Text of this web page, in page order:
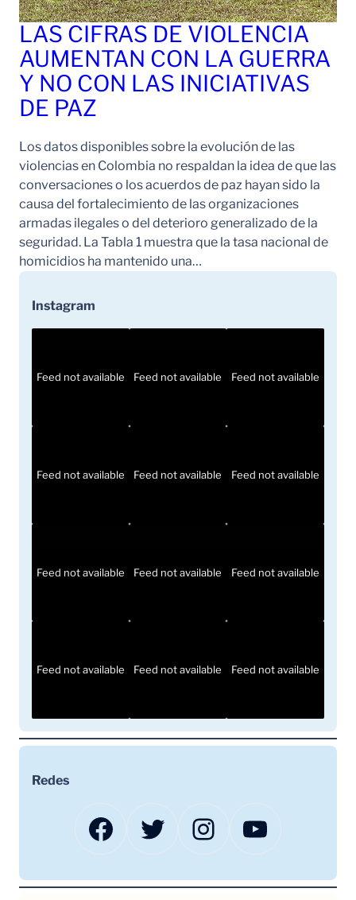
LAS CIFRAS DE VIOLENCIA
AUMENTAN CON LA GUERRA
Y NO CON LAS INICIATIVAS
DE PAZ
Los datos disponibles sobre la evolución de las
violencias en Colombia no respaldan la idea de que las
conversaciones o los acuerdos de paz hayan sido la
causa del fortalecimiento de las organizaciones
armadas ilegales o del deterioro generalizado de la
seguridad. La Tabla 1 muestra que la tasa nacional de
homicidios ha mantenido una…
Instagram
Feed not available Feed not available Feed not available
Feed not available Feed not available Feed not available
Feed not available Feed not available Feed not available
Feed not available Feed not available Feed not available
Redes
Facebook Twitter Instagram YouTube